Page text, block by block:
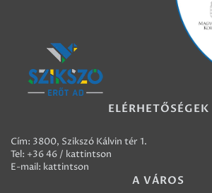
ELÉRHETŐSÉGEK
Cím: 3800, Szikszó Kálvin tér 1.
Tel: +36 46 / kattintson
E-mail: kattintson
A VÁROS